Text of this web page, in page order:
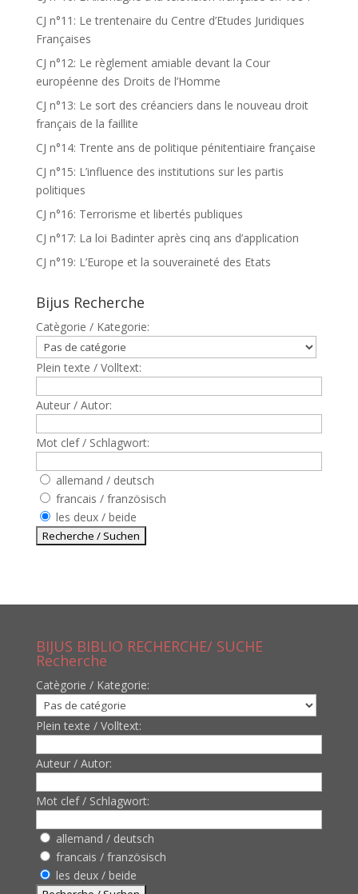
CJ n°11: Le trentenaire du Centre d’Etudes Juridiques
Françaises
CJ n°12: Le règlement amiable devant la Cour
européenne des Droits de l’Homme
CJ n°13: Le sort des créanciers dans le nouveau droit
français de la faillite
CJ n°14: Trente ans de politique pénitentiaire française
CJ n°15: L’influence des institutions sur les partis
politiques
CJ n°16: Terrorisme et libertés publiques
CJ n°17: La loi Badinter après cinq ans d’application
CJ n°19: L’Europe et la souveraineté des Etats
Bijus Recherche
Catègorie / Kategorie:
Plein texte / Volltext:
Auteur / Autor:
Mot clef / Schlagwort:
allemand / deutsch
francais / französisch
les deux / beide
BIJUS BIBLIO RECHERCHE/ SUCHE
Recherche
Catègorie / Kategorie:
Plein texte / Volltext:
Auteur / Autor:
Mot clef / Schlagwort:
allemand / deutsch
francais / französisch
les deux / beide